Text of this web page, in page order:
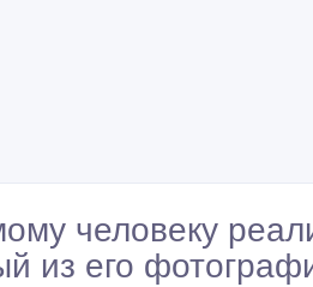
человеку
из его